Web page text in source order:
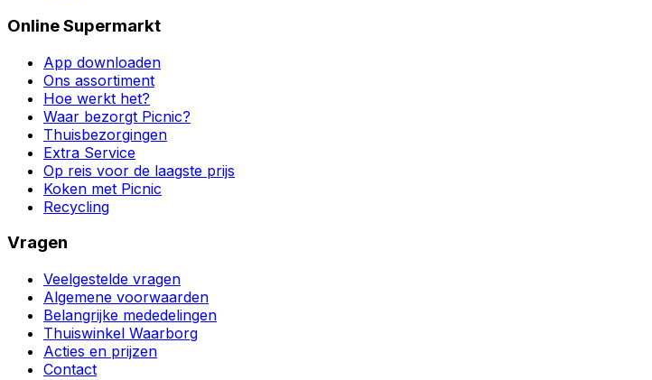
Online Supermarkt
App downloaden
Ons assortiment
Hoe werkt het?
Waar bezorgt Picnic?
Thuisbezorgingen
Extra Service
Op reis voor de laagste prijs
Koken met Picnic
Recycling
Vragen
Veelgestelde vragen
Algemene voorwaarden
Belangrijke mededelingen
Thuiswinkel Waarborg
Acties en prijzen
Contact